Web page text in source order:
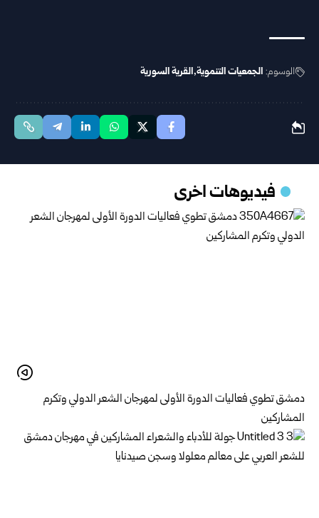
الوسوم: الجمعيات التنموية القرية السورية
فيديوهات اخرى
دمشق تطوي فعاليات الدورة الأولى لمهرجان الشعر الدولي وتكرم
المشاركين